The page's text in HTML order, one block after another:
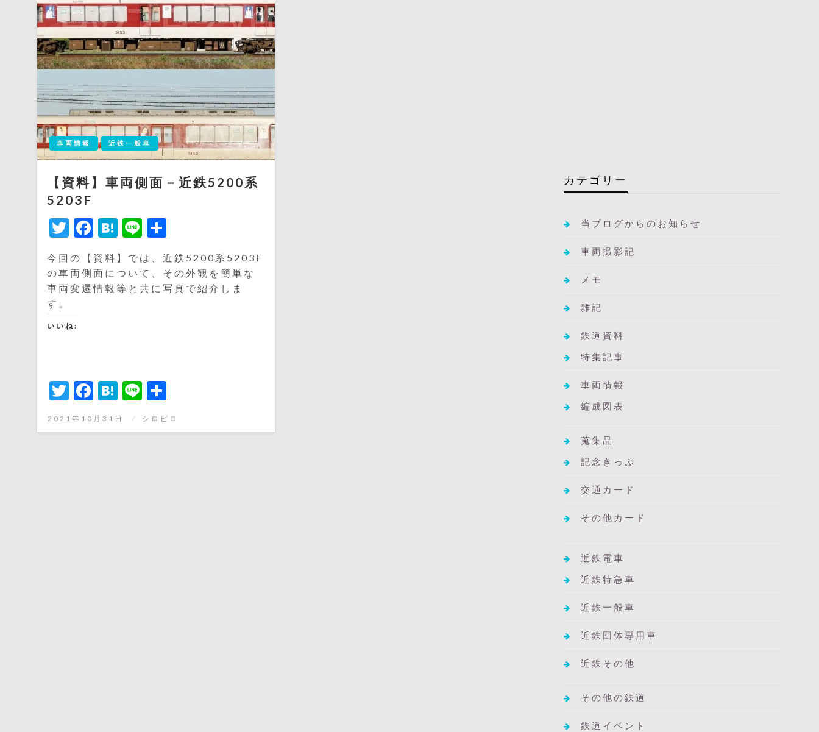
車両情報 近鉄一般車
【資料】車両側面－近鉄5200系
5203F
Twitter
Facebook
Hatena
Line
有
今回の【資料】では、近鉄5200系5203F
の車両側面について、その外観を簡単な
車両変遷情報等と共に写真で紹介しま
す。
いいね:
Twitter
Facebook
Hatena
Line
有
投
日:
2021年10月31日 シロピロ
カテゴリー
当ブログからのお知らせ
車両撮影記
メモ
雑記
鉄道資料
特集記事
車両情報
編成図表
蒐集品
記念きっぷ
交通カード
その他カード
近鉄電車
近鉄特急車
近鉄一般車
近鉄団体専用車
近鉄その他
その他の鉄道
鉄道イベント